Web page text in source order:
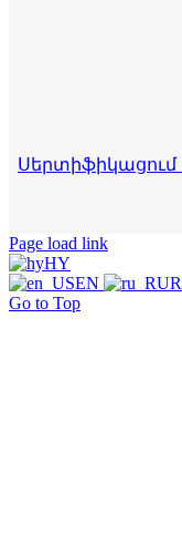
Սերտիֆիկացում
Page load link
HY
EN
Go to Top